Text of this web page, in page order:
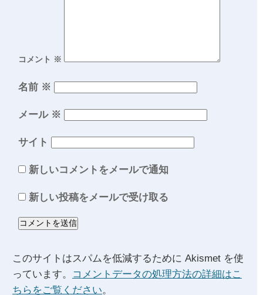
コメント ※
名前 ※
メール ※
サイト
新しいコメントをメールで通知
新しい投稿をメールで受け取る
このサイトはスパムを低減するために Akismet を使
っています。
コメントデータの処理方法の詳細はこ
ちらをご覧ください。